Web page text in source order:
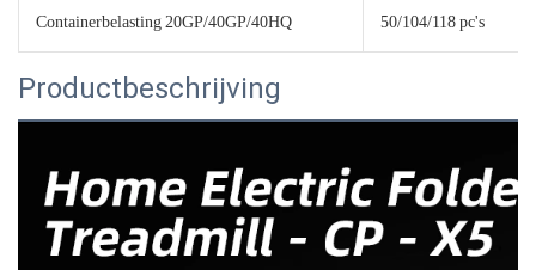
Containerbelasting 20GP/40GP/40HQ 50/104/118 pc's
Productbeschrijving